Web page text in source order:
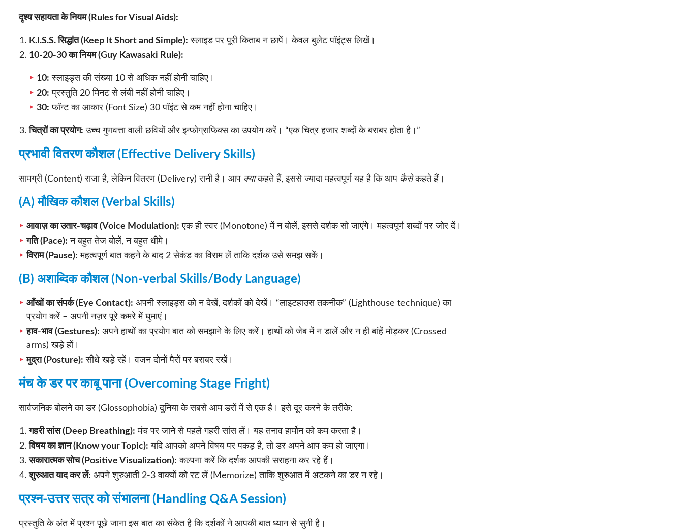
दृश्य सहायता के नियम (Rules for Visual Aids):
K.I.S.S. सिद्धांत (Keep It Short and Simple): स्लाइड पर पूरी किताब न छापें। केवल बुलेट पॉइंट्स लिखें।
10-20-30 का नियम (Guy Kawasaki Rule):
10: स्लाइड्स की संख्या 10 से अधिक नहीं होनी चाहिए।
20: प्रस्तुति 20 मिनट से लंबी नहीं होनी चाहिए।
30: फॉन्ट का आकार (Font Size) 30 पॉइंट से कम नहीं होना चाहिए।
चित्रों का प्रयोग: उच्च गुणवत्ता वाली छवियों और इन्फोग्राफिक्स का उपयोग करें। “एक चित्र हजार शब्दों के बराबर होता है।”
प्रभावी वितरण कौशल (Effective Delivery Skills)
सामग्री (Content) राजा है, लेकिन वितरण (Delivery) रानी है। आप क्याकहते हैं, इससे ज्यादा महत्वपूर्ण यह है कि आप कैसेकहते हैं।
(A) मौखिक कौशल (Verbal Skills)
आवाज़ का उतार-चढ़ाव (Voice Modulation): एक ही स्वर (Monotone) में न बोलें, इससे दर्शक सो जाएंगे। महत्वपूर्ण शब्दों पर जोर दें।
गति (Pace): न बहुत तेज बोलें, न बहुत धीमे।
विराम (Pause): महत्वपूर्ण बात कहने के बाद 2 सेकंड का विराम लें ताकि दर्शक उसे समझ सकें।
(B) अशाब्दिक कौशल (Non-verbal Skills/Body Language)
आँखों का संपर्क (Eye Contact): अपनी स्लाइड्स को न देखें, दर्शकों को देखें। “लाइटहाउस तकनीक” (Lighthouse technique) का
प्रयोग करें – अपनी नज़र पूरे कमरे में घुमाएं।
हाव-भाव (Gestures): अपने हाथों का प्रयोग बात को समझाने के लिए करें। हाथों को जेब में न डालें और न ही बांहें मोड़कर (Crossed
arms) खड़े हों।
मुद्रा (Posture): सीधे खड़े रहें। वजन दोनों पैरों पर बराबर रखें।
मंच के डर पर काबू पाना (Overcoming Stage Fright)
सार्वजनिक बोलने का डर (Glossophobia) दुनिया के सबसे आम डरों में से एक है। इसे दूर करने के तरीके:
गहरी सांस (Deep Breathing): मंच पर जाने से पहले गहरी सांस लें। यह तनाव हार्मोन को कम करता है।
विषय का ज्ञान (Know your Topic): यदि आपको अपने विषय पर पकड़ है, तो डर अपने आप कम हो जाएगा।
सकारात्मक सोच (Positive Visualization): कल्पना करें कि दर्शक आपकी सराहना कर रहे हैं।
शुरुआत याद कर लें: अपने शुरुआती 2-3 वाक्यों को रट लें (Memorize) ताकि शुरुआत में अटकने का डर न रहे।
प्रश्न-उत्तर सत्र को संभालना (Handling Q&A Session)
प्रस्तुति के अंत में प्रश्न पूछे जाना इस बात का संकेत है कि दर्शकों ने आपकी बात ध्यान से सुनी है।